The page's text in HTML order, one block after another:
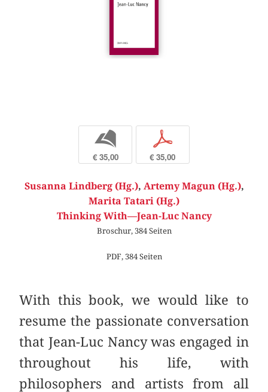
b
€ 35,00
p
€ 35,00
Susanna Lindberg (Hg.), Artemy Magun (Hg.),
Marita Tatari (Hg.)
Thinking With—Jean-Luc Nancy
Broschur, 384 Seiten
PDF, 384 Seiten
With this book, we would like to
resume the passionate conversation
that Jean-Luc Nancy was engaged in
throughout his life, with
philosophers and artists from all